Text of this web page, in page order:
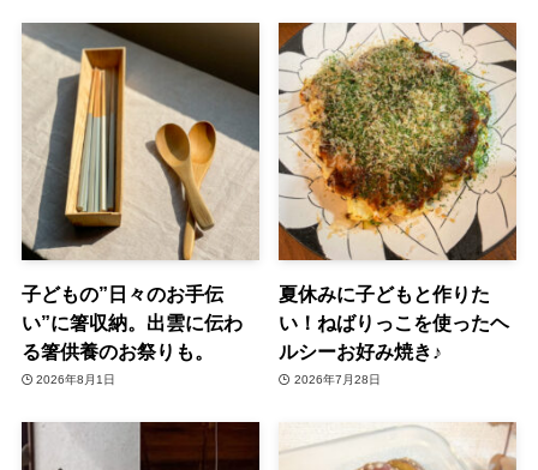
子どもの”日々のお手伝
い”に箸収納。出雲に伝わ
る箸供養のお祭りも。
2026年8月1日
夏休みに子どもと作りた
い！ねばりっこを使ったヘ
ルシーお好み焼き♪
2026年7月28日